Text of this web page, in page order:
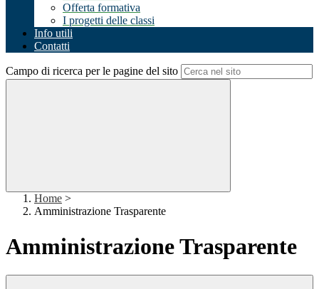
Offerta formativa
I progetti delle classi
Info utili
Contatti
Campo di ricerca per le pagine del sito
Home >
Amministrazione Trasparente
Amministrazione Trasparente